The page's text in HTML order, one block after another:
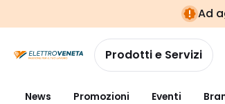
navigazionealla
pagina
Ad
Prodotti e Servizi
News Promozioni Eventi